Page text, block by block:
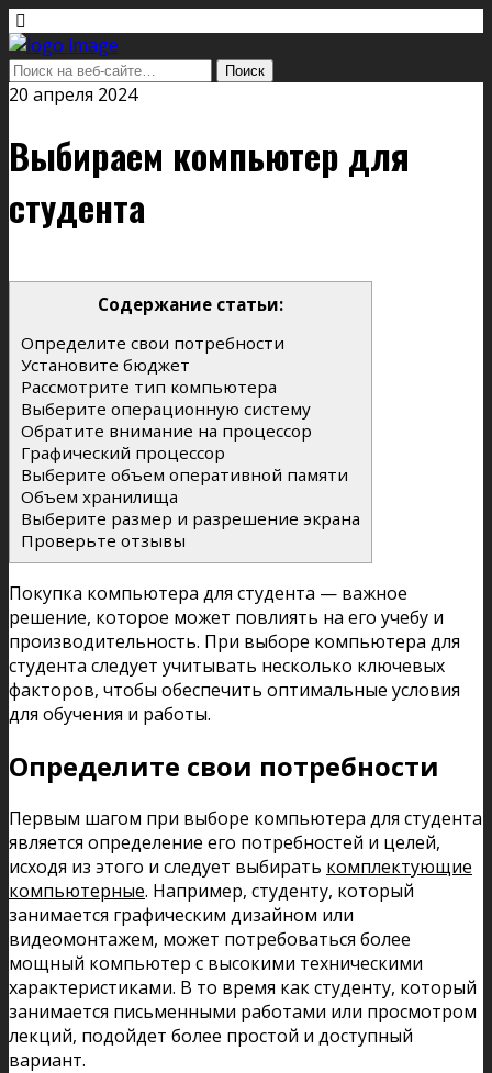
20 апреля 2024
Выбираем компьютер для
студента
Содержание статьи:
Определите свои потребности
Установите бюджет
Рассмотрите тип компьютера
Выберите операционную систему
Обратите внимание на процессор
Графический процессор
Выберите объем оперативной памяти
Объем хранилища
Выберите размер и разрешение экрана
Проверьте отзывы
Покупка компьютера для студента — важное
решение, которое может повлиять на его учебу и
производительность. При выборе компьютера для
студента следует учитывать несколько ключевых
факторов, чтобы обеспечить оптимальные условия
для обучения и работы.
Определите свои потребности
Первым шагом при выборе компьютера для студента
является определение его потребностей и целей,
исходя из этого и следует выбирать комплектующие
компьютерные. Например, студенту, который
занимается графическим дизайном или
видеомонтажем, может потребоваться более
мощный компьютер с высокими техническими
характеристиками. В то время как студенту, который
занимается письменными работами или просмотром
лекций, подойдет более простой и доступный
вариант.